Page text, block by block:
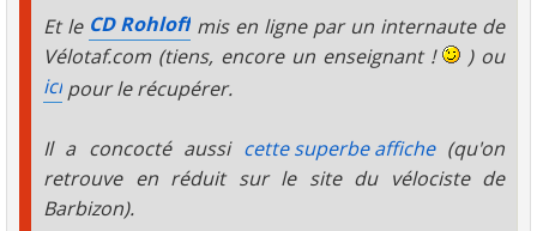
Et le CD Rohloff mis en ligne par un internaute de
Vélotaf.com (tiens, encore un enseignant !
) ou
ici pour le récupérer.
Il a concocté aussi cette superbe affiche(qu'on
retrouve en réduit sur le site du vélociste de
Barbizon).